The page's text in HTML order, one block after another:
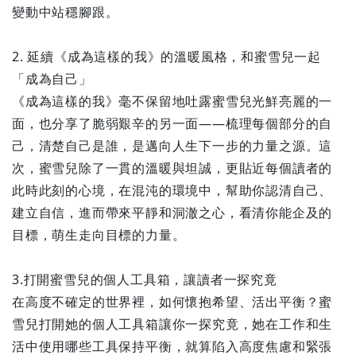
變動中站穩腳跟。
2. 延續《成為這樣的我》的溫暖風格，和蜜雪兒一起
「成為自己」
《成為這樣的我》毫不保留地吐露蜜雪兒光鮮亮麗的一
面，也分享了脆弱艱辛的另一面——梳理每個部分的自
己，清楚自己是誰，是邁向人生下一步的力量之源。這
次，蜜雪兒除了一貫的溫暖與坦誠，更貼近每個讀者的
此時此刻的心境，在混沌的環境中，幫助你認清自己、
建立自信，進而帶來平靜和洞澈之心，看清你能企及的
目標，萌生走向目標的力量。
3.打開蜜雪兒的個人工具箱，讓讀者一探究竟
在高度不確定的世界裡，如何懷抱希望、活出平衡？蜜
雪兒打開她的個人工具箱讓你一探究竟，她在工作和生
活中使用哪些工具保持平衡，就算陷入高度焦慮和緊張